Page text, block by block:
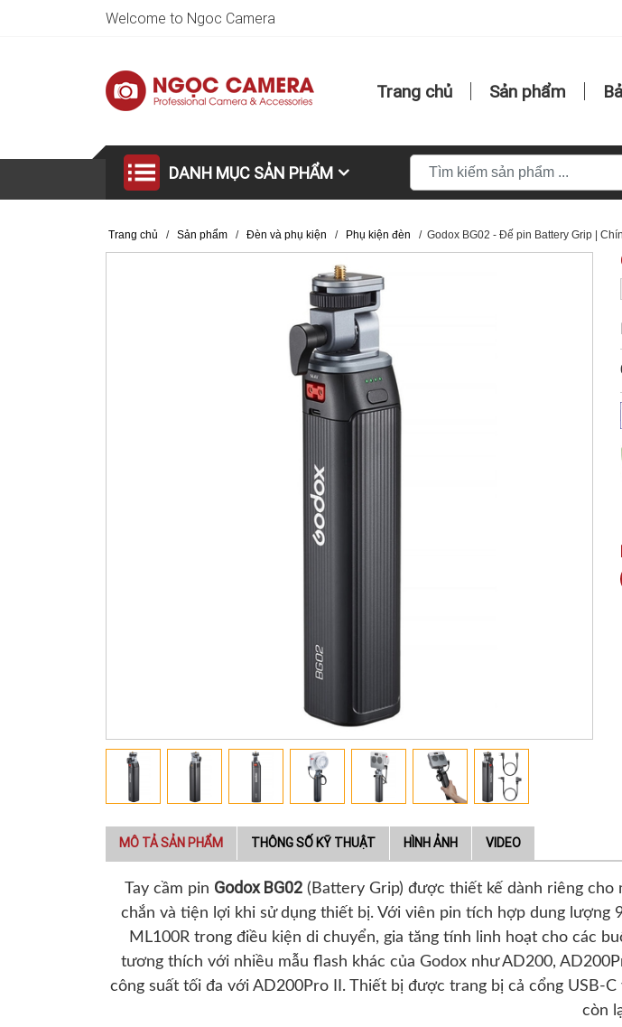
Welcome to Ngoc Camera
Trang chủ Sản phẩm
DANH MỤC SẢN PHẨM
Trang chủ / Sản phẩm / Đèn và phụ kiện / Phụ kiện đèn / Godox BG02 - Đế pin Battery Grip |
MÔ TẢ SẢN PHẨM THÔNG SỐ KỸ THUẬT HÌNH ẢNH VIDEO
Tay cầm pin Godox BG02 (Battery Grip) được thiết kế dành riêng cho
chắn và tiện lợi khi sử dụng thiết bị. Với viên pin tích hợp dung lượng
ML100R trong điều kiện di chuyển, gia tăng tính linh hoạt cho các
tương thích với nhiều mẫu flash khác của Godox như AD200,
công suất tối đa với AD200Pro II. Thiết bị được trang bị cả cổng USB-
còn